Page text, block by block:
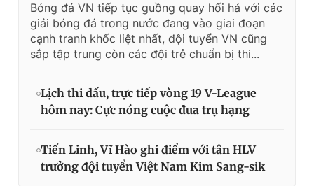
Bóng đá VN tiếp tục guồng quay hối hả với các
giải bóng đá trong nước đang vào giai đoạn
cạnh tranh khốc liệt nhất, đội tuyển VN cũng
sắp tập trung còn các đội trẻ chuẩn bị thi...
Lịch thi đấu, trực tiếp vòng 19 V-League
hôm nay: Cực nóng cuộc đua trụ hạng
Tiến Linh, Vĩ Hào ghi điểm với tân HLV
trưởng đội tuyển Việt Nam Kim Sang-sik